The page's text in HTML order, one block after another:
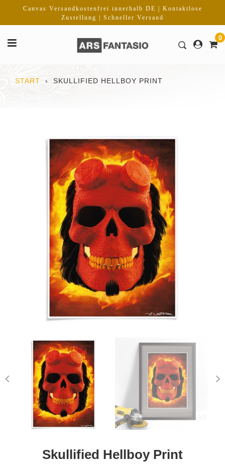
Inhalt
Canvas Versandkostenfrei innerhalb DE | Kontaktlose
Zustellung | Schneller Versand
0
START › SKULLIFIED HELLBOY PRINT
Skullified Hellboy Print